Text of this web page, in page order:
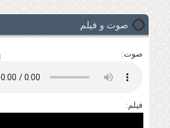
صوت و فیلم
صوت:
فیلم: